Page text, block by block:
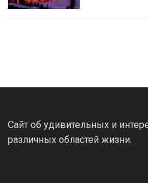
Сайт об удивительных и
различных областей жизни.